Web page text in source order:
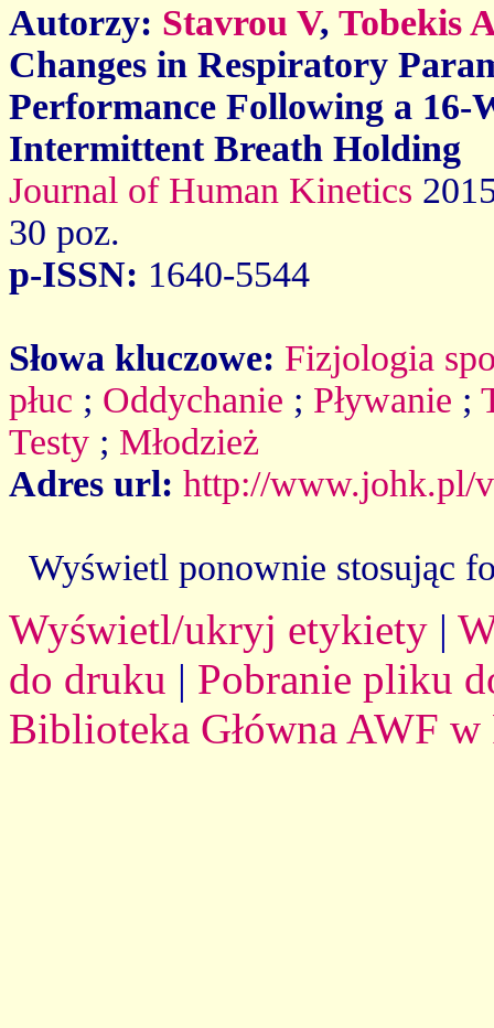
Autorzy: Stavrou V, Tobekis
Changes in Respiratory
Performance Following a
Intermittent Breath Holding
Journal of Human Kinetics
30 poz.
p-ISSN: 1640-5544
Słowa kluczowe: Fizjologia
płuc ; Oddychanie ; Pływanie ;
Testy ; Młodzież
Adres url: http://www.johk.pl/
Wyświetl ponownie stosując
Wyświetl/ukryj etykiety |
do druku | Pobranie pliku
Biblioteka Główna AWF w